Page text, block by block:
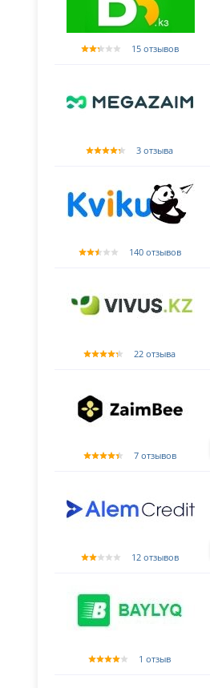
15 отзывов
3 отзыва
140 отзывов
22 отзыва
7 отзывов
12 отзывов
1 отзыв